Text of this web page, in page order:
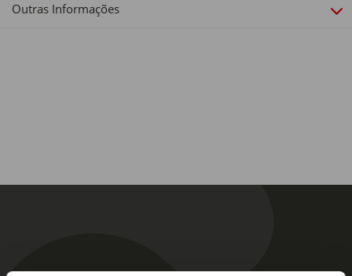
Outras Informações